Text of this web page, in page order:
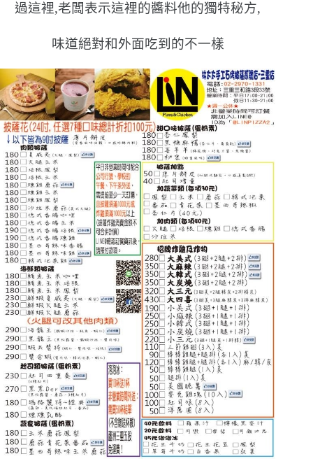
過這裡,老闆表示這裡的醬料他的獨特秘方,
味道絕對和外面吃到的不一樣